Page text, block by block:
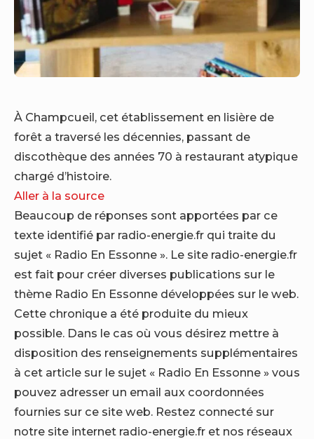
À Champcueil, cet établissement en lisière de
forêt a traversé les décennies, passant de
discothèque des années 70 à restaurant atypique
chargé d’histoire.
Aller à la source
Beaucoup de réponses sont apportées par ce
texte identifié par radio-energie.fr qui traite du
sujet « Radio En Essonne ». Le site radio-energie.fr
est fait pour créer diverses publications sur le
thème Radio En Essonne développées sur le web.
Cette chronique a été produite du mieux
possible. Dans le cas où vous désirez mettre à
disposition des renseignements supplémentaires
à cet article sur le sujet « Radio En Essonne » vous
pouvez adresser un email aux coordonnées
fournies sur ce site web. Restez connecté sur
notre site internet radio-energie.fr et nos réseaux